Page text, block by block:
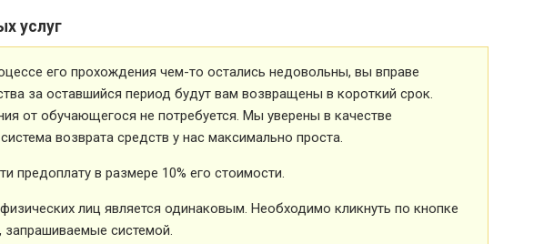
услуг
его прохождения чем-то остались недовольны, вы вправе
за оставшийся период будут вам возвращены в короткий срок.
от обучающегося не потребуется. Мы уверены в качестве
возврата средств у нас максимально проста.
предоплату в размере 10% его стоимости.
лиц является одинаковым. Необходимо кликнуть по кнопке
запрашиваемые системой.